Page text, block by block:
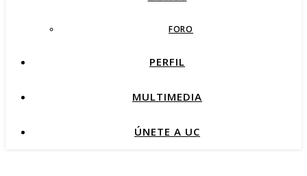
FORO
PERFIL
MULTIMEDIA
ÚNETE A UC